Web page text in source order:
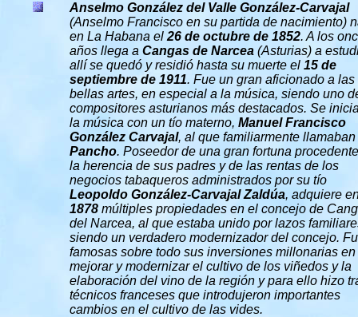
Anselmo González del Valle González-Carvajal
(Anselmo Francisco en su partida de nacimiento)
en La Habana el 26 de octubre de 1852. A los
años llega a Cangas de Narcea (Asturias) a
allí se quedó y residió hasta su muerte el 15 de
septiembre de 1911. Fue un gran aficionado a las
bellas artes, en especial a la música, siendo uno
compositores asturianos más destacados. Se
la música con un tío materno, Manuel Francisco
González Carvajal, al que familiarmente llamaban
Pancho. Poseedor de una gran fortuna
la herencia de sus padres y de las rentas de los
negocios tabaqueros administrados por su tío
Leopoldo González-Carvajal Zaldúa, adquiere
1878 múltiples propiedades en el concejo de
del Narcea, al que estaba unido por lazos
siendo un verdadero modernizador del concejo.
famosas sobre todo sus inversiones millonarias en
mejorar y modernizar el cultivo de los viñedos y la
elaboración del vino de la región y para ello hizo
técnicos franceses que introdujeron importantes
cambios en el cultivo de las vides.